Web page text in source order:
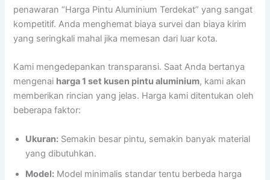
penawaran “Harga Pintu Aluminium Terdekat” yang sangat
kompetitif. Anda menghemat biaya survei dan biaya kirim
yang seringkali mahal jika memesan dari luar kota.
Kami mengedepankan transparansi. Saat Anda bertanya
mengenai harga 1 set kusen pintu aluminium, kami akan
memberikan rincian yang jelas. Harga kami ditentukan oleh
beberapa faktor:
Ukuran: Semakin besar pintu, semakin banyak material
yang dibutuhkan.
Model: Model minimalis standar tentu berbeda harga